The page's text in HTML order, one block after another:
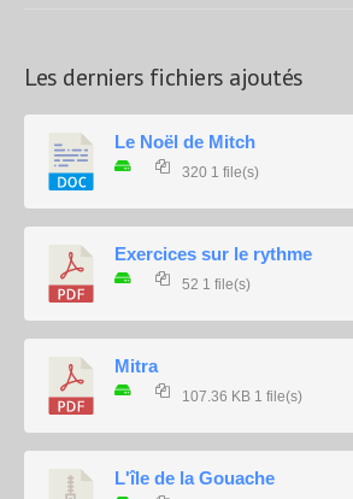
Les derniers fichiers ajoutés
Le Noël de Mitch
320 1 file(s)
Exercices sur le rythme
52 1 file(s)
Mitra
107.36 KB 1 file(s)
L'île de la Gouache